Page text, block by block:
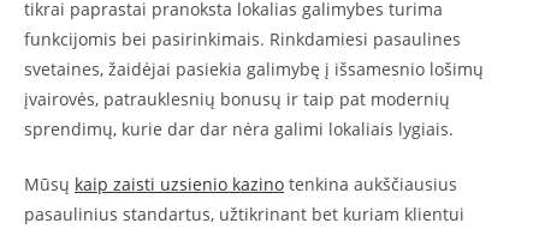
tikrai paprastai pranoksta lokalias galimybes turima
funkcijomis bei pasirinkimais. Rinkdamiesi pasaulines
svetaines, žaidėjai pasiekia galimybę į išsamesnio lošimų
įvairovės, patrauklesnių bonusų ir taip pat modernių
sprendimų, kurie dar dar nėra galimi lokaliais lygiais.
Mūsų kaip zaisti uzsienio kazino tenkina aukščiausius
pasaulinius standartus, užtikrinant bet kuriam klientui